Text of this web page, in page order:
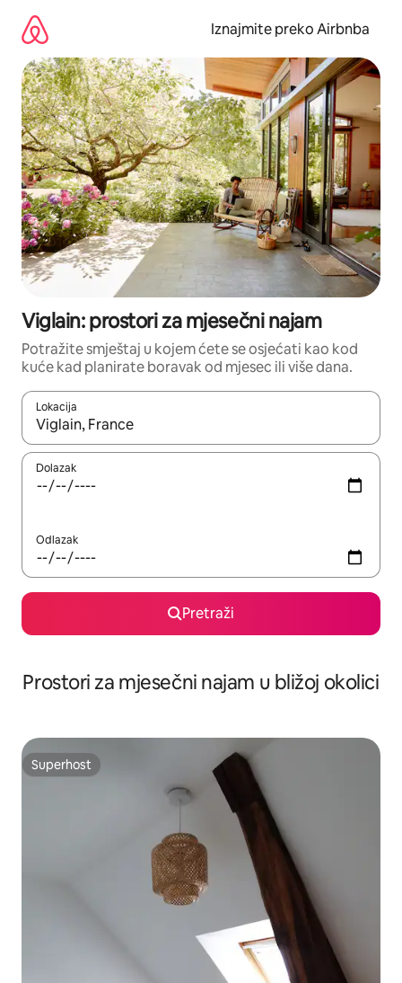
sadržaj
Iznajmite preko Airbnba
Viglain: prostori za mjesečni najam
Potražite smještaj u kojem ćete se osjećati kao kod
kuće kad planirate boravak od mjesec ili više dana.
Lokacija
Kada budu dostupni rezultati, moći ćete ih pregledati
Dolazak
Odlazak
Pretraži
Prostori za mjesečni najam u bližoj okolici
Superhost
Superhost